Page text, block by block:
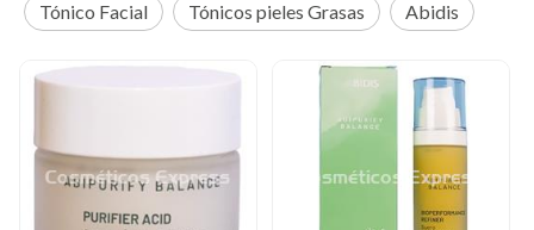
Tónico Facial
Tónicos pieles Grasas Abidis